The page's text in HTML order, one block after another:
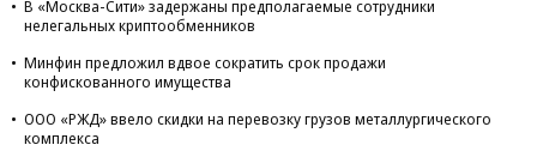
В «Москва-Сити» задержаны предполагаемые сотрудники
нелегальных криптообменников
Минфин предложил вдвое сократить срок продажи
конфискованного имущества
ООО «РЖД» ввело скидки на перевозку грузов металлургического
комплекса